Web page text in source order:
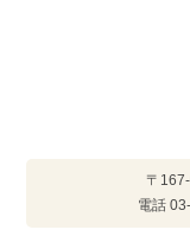
〒
電話